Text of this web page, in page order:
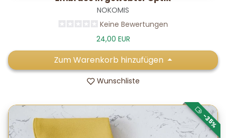
NOKOMIS
Keine Bewertungen
24,00 EUR
Zum Warenkorb hinzufügen
Wunschliste
-35%